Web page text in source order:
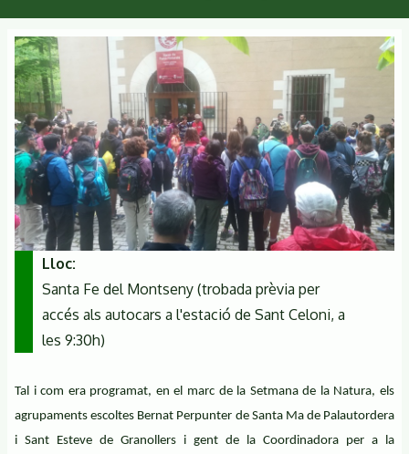
Lloc
Santa Fe del Montseny (trobada prèvia per
accés als autocars a l'estació de Sant Celoni, a
les 9:30h)
Tal i com era programat, en el marc de la Setmana de la Natura, els
agrupaments escoltes Bernat Perpunter de Santa Ma de Palautordera
i Sant Esteve de Granollers i gent de la Coordinadora per a la